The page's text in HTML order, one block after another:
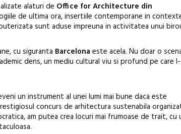
alaturi de Office for Architecture din
de ultima ora, insertiile contemporane in
sunt aduse impreuna in activitatea unui
cu siguranta Barcelona este acela. Nu doar o
dens, un mediu cultural viu si profund pe care
un instrument al unei lumi mai bune daca este
concurs de arhitectura sustenabila
am putea crea locuri mai frumoase de trait, cu
Artown NOW #5:
Gramatica libertății